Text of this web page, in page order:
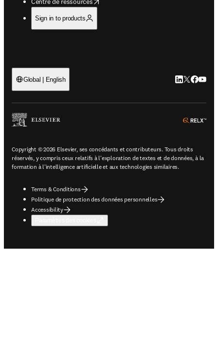
Sign in to products
Global | English LinkedIn
Twitter
Copyright © 2026 Elsevier, ses concédants et contributeurs. Tous droits
réservés, y compris ceux relatifs à l'exploration de textes et de données, à la
formation à l'intelligence artificielle et aux technologies similaires.
Terms & Conditions
Politique de protection des données personnelles
Accessibility